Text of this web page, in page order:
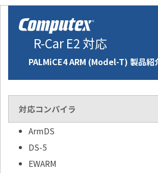
R-Car E2 対応
PALMiCE4 ARM (Model-T) 製品紹
対応コンパイラ
ArmDS
DS-5
EWARM